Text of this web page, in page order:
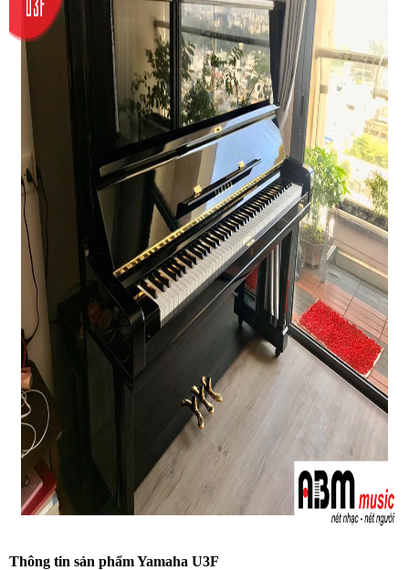
Thông tin sản phẩm Yamaha U3F